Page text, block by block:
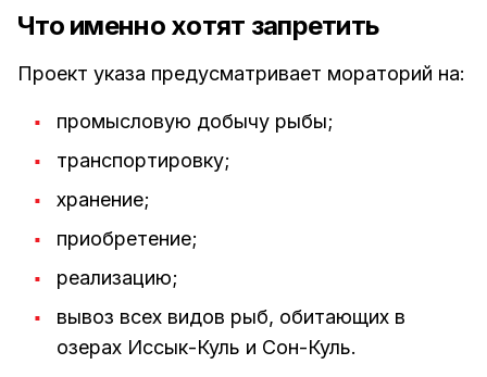
Что именно хотят запретить
Проект указа предусматривает мораторий на:
промысловую добычу рыбы;
транспортировку;
хранение;
приобретение;
реализацию;
вывоз всех видов рыб, обитающих в
озерах Иссык-Куль и Сон-Куль.